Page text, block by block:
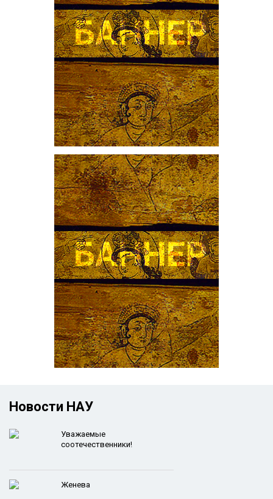
Новости НАУ
Уважаемые
соотечественники!
Женева